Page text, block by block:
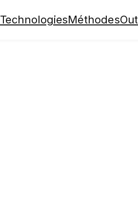
TechnologiesMéthodes